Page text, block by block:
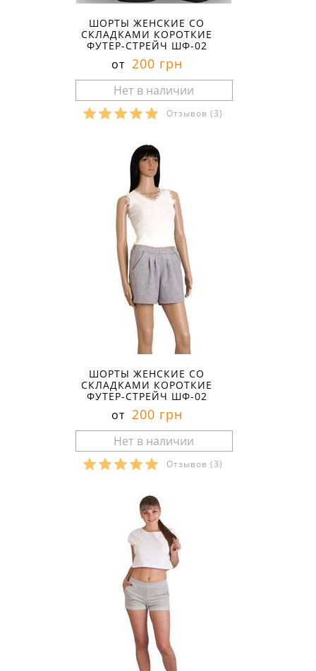
ШОРТЫ ЖЕНСКИЕ СО
СКЛАДКАМИ КОРОТКИЕ
ФУТЕР-СТРЕЙЧ ШФ-02
от 200 грн
Отзывов (3)
ШОРТЫ ЖЕНСКИЕ СО
СКЛАДКАМИ КОРОТКИЕ
ФУТЕР-СТРЕЙЧ ШФ-02
от 200 грн
Отзывов (3)